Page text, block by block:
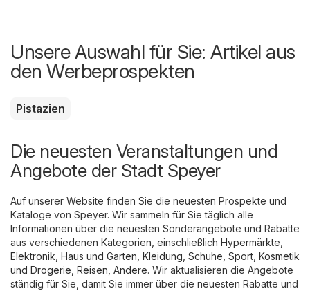
Unsere Auswahl für Sie: Artikel aus
den Werbeprospekten
Pistazien
Die neuesten Veranstaltungen und
Angebote der Stadt Speyer
Auf unserer Website finden Sie die neuesten Prospekte und
Kataloge von Speyer. Wir sammeln für Sie täglich alle
Informationen über die neuesten Sonderangebote und Rabatte
aus verschiedenen Kategorien, einschließlich Hypermärkte
Elektronik Haus und Garten Kleidung, Schuhe, Sport Kosmetik
und Drogerie Reisen Andere. Wir aktualisieren die Angebote
ständig für Sie, damit Sie immer über die neuesten Rabatte und